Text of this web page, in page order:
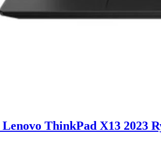
ThinkPad X13 2023